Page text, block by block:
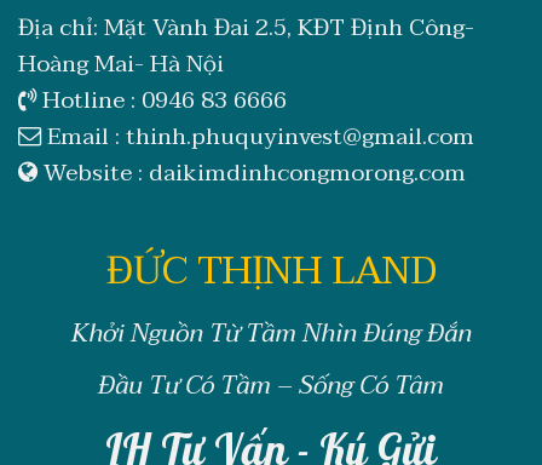
Địa chỉ: Mặt Vành Đai 2.5, KĐT Định Công-
Hoàng Mai- Hà Nội
Hotline : 0946 83 6666
Email :thinh.phuquyinvest@gmail.com
Website : daikimdinhcongmorong.com
ĐỨC THỊNH LAND
Khởi Nguồn Từ Tầm Nhìn Đúng Đắn
Đầu Tư Có Tầm – Sống Có Tâm
LH Tư Vấn - Ký Gửi